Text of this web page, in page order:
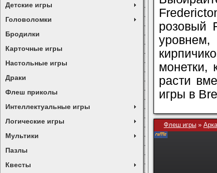
Детские игры
Головоломки
Бродилки
Карточные игры
Настольные игры
Драки
Флеш приколы
Интеллектуальные игры
Логические игры
Мультики
Пазлы
Квесты
розовый
монетки,
расти
игры в
Флеш игры »